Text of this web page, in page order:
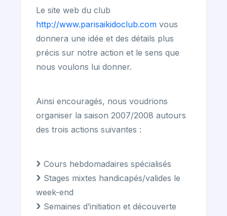
Le site web du club
http://www.parisaikidoclub.com vous
donnera une idée et des détails plus
précis sur notre action et le sens que
nous voulons lui donner.
Ainsi encouragés, nous voudrions
organiser la saison 2007/2008 autours
des trois actions suivantes :
Cours hebdomadaires spécialisés
Stages mixtes handicapés/valides le
week-end
Semaines d’initiation et découverte